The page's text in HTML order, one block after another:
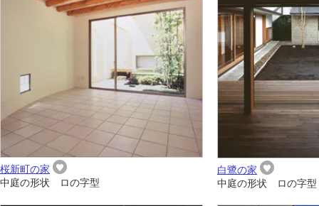
桜新町の家
中庭の形状 ロの字型
白鷺の家
中庭の形状 ロの字型